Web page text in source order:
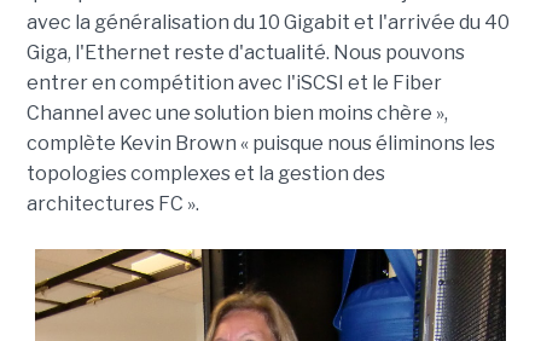
avec la généralisation du 10 Gigabit et l'arrivée du 40
Giga, l'Ethernet reste d'actualité. Nous pouvons
entrer en compétition avec l'iSCSI et le Fiber
Channel avec une solution bien moins chère »,
complète Kevin Brown « puisque nous éliminons les
topologies complexes et la gestion des
architectures FC ».